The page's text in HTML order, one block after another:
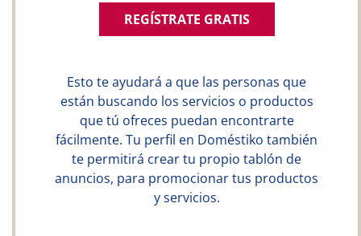
REGÍSTRATE GRATIS
Esto te ayudará a que las personas que
están buscando los servicios o productos
que tú ofreces puedan encontrarte
fácilmente. Tu perfil en Doméstiko también
te permitirá crear tu propio tablón de
anuncios, para promocionar tus productos
y servicios.